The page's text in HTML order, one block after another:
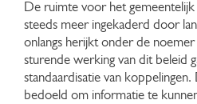
De ruimte voor het
steeds meer ingekaderd door
onlangs herijkt onder de
sturende werking van dit beleid
standaardisatie van
bedoeld om informatie te